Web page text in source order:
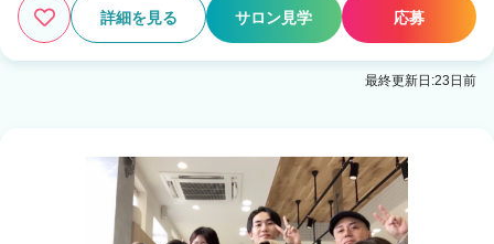
詳細条件を変更
詳細を見る サロン見学 応募
最終更新日:23日前